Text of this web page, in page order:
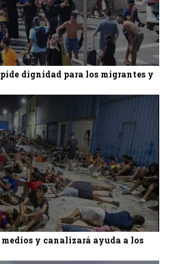
dignidad para los migrantes y
y canalizará ayuda a los